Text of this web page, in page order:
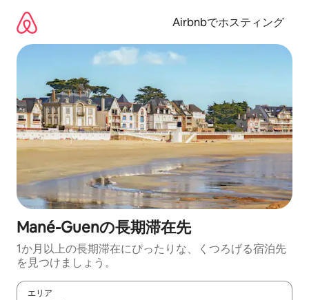
Airbnbでホスティング
Mané-Guenの長期滞在先
1か月以上の長期滞在にぴったりな、くつろげる宿泊先
を見つけましょう。
エリア